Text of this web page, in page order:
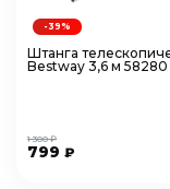
Штанга
Bestway 3,6 м 58280
799 ₽
1 300 ₽
-39%